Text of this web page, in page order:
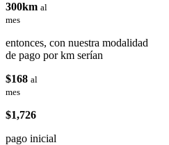
300km al
mes
entonces, con nuestra modalidad
de pago por km serían
$168 al
mes
$1,726
pago inicial